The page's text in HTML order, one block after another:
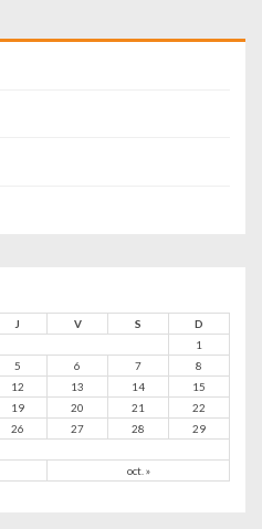
J V S D
oct. »
1
5 6 7
8
12 13 14
15
19 20 21
22
26 27 28
29